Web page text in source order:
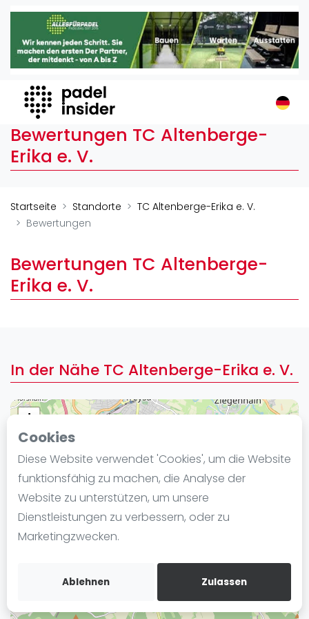
Cookies
Diese Website verwendet 'Cookies', um die Website
funktionsfähig zu machen, die Analyse der
Website zu unterstützen, um unsere
Dienstleistungen zu verbessern, oder zu
Marketingzwecken.
Ablehnen Zulassen
Padel Insider
Home
Organisationen
Buchungssysteme
Padel-Shops
Padel-Marken
Verschiedenes
Veranstaltungen
Turniere
International
Playtomic
Frauen
FIP Frauen
Blog
Die Geschichte von Padel
Regeln und Punktzählung
Padel Schläge
Video
Bewertungen TC Altenberge-
Erika e. V.
Startseite Standorte
TC Altenberge-Erika e. V.
Bewertungen
Bewertungen TC Altenberge-
Erika e. V.
In der Nähe TC Altenberge-Erika e. V.
+
−